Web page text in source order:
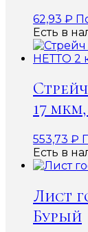
62,93 ₽
Есть в
17
553,73 ₽
Есть в
Лист
Бурый